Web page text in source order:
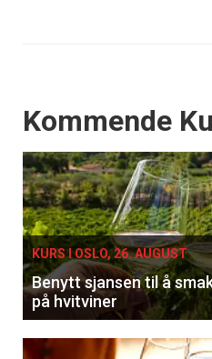
Events
Kommende
KURS I OSLO, 26. AUGUST
Benytt sjansen til å
på hvitviner